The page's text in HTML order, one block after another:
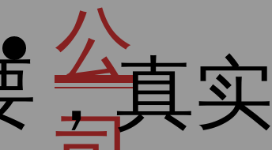
公
，真